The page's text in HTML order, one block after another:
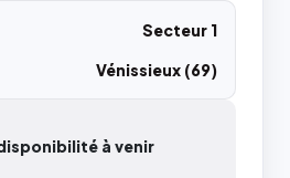
Secteur 1
Vénissieux (69)
à venir